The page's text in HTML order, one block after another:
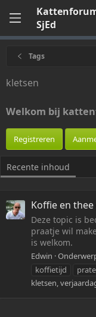
SjEd
Tags
kletsen
Welkom bij
Registreren
Recente inhoud
Koffie en
Deze topic is
praatje wil
is welkom.
Edwin
koffietijd
kletsen,